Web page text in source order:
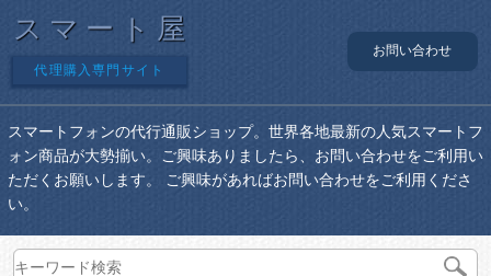
スマート屋
代理購入専門サイト
お問い合わせ
スマートフォンの代行通販ショップ。世界各地最新の人気スマートフ
ォン商品が大勢揃い。ご興味ありましたら、お問い合わせをご利用い
ただくお願いします。 ご興味があればお問い合わせをご利用くださ
い。